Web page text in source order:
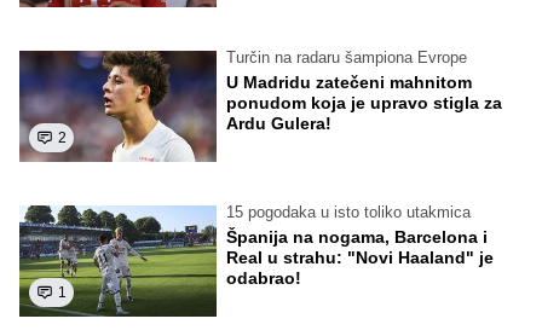
2
Turčin na radaru šampiona Evrope
U Madridu zatečeni mahnitom
ponudom koja je upravo stigla za
Ardu Gulera!
1
15 pogodaka u isto toliko utakmica
Španija na nogama, Barcelona i
Real u strahu: "Novi Haaland" je
odabrao!